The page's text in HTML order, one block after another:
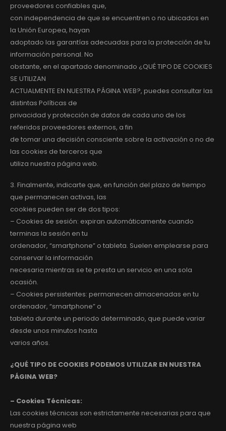
proveedores confiables que,
con independencia de que se encuentren o no ubicados en
la Unión Europea, hayan
adoptado las garantías adecuadas para la protección de tu
información personal. No
obstante, en el apartado denominado ¿QUÉ TIPO DE COOKIES
SE UTILIZAN
ACTUALMENTE EN NUESTRA PÁGINA WEB?, puedes consultar las
distintas Políticas de
privacidad y protección de datos de cada uno de los
referidos proveedores externos, a fin
de tomar una decisión consciente sobre la activación o no de
las cookies de terceros que
utiliza nuestra página web.
3. Finalmente, indicarte que, en función del plazo de tiempo
que permanecen activas, las
cookies pueden ser de dos tipos:
– Cookies de sesión: expiran automáticamente cuando
terminas la sesión en tu
ordenador, “smartphone” o tableta. Suelen emplearse para
conservar la información
necesaria mientras se te presta un servicio en una sola
ocasión.
– Cookies persistentes: permanecen almacenadas en tu
ordenador, “smartphone” o
tableta durante un periodo determinado, que puede variar
desde unos minutos hasta
varios años.
¿QUÉ TIPO DE COOKIES PODEMOS UTILIZAR EN NUESTRA
PÁGINA WEB?
– Cookies Técnicas:
Las cookies técnicas son estrictamente necesarias para que
nuestra página web